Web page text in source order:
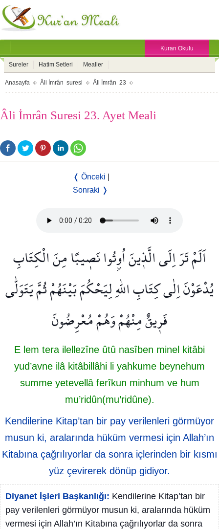
Kuran Okulu
Sureler Hatim Setleri Mealler
Anasayfa Âli İmrân suresi Âli İmrân 23
Âli İmrân Suresi 23. Ayet Meali
❬ Önceki
Sonraki ❭
اَلَمْ تَرَ اِلَى الَّذ۪ينَ اُو۫تُوا نَص۪يبًا مِنَ الْكِتَابِ
يُدْعَوْنَ اِلٰى كِتَابِ اللّٰهِ لِيَحْكُمَ بَيْنَهُمْ ثُمَّ يَتَوَلّٰى
فَر۪يقٌ مِنْهُمْ وَهُمْ مُعْرِضُونَ
E lem tera ilellezîne ûtû nasîben minel kitâbi
yud’avne ilâ kitâbillâhi li yahkume beynehum
summe yetevellâ ferîkun minhum ve hum
mu’ridûn(mu’ridûne).
Kendilerine Kitap’tan bir pay verilenleri görmüyor
musun ki, aralarında hüküm vermesi için Allah’ın
Kitabına çağrılıyorlar da sonra içlerinden bir kısmı
yüz çevirerek dönüp gidiyor.
Diyanet İşleri Başkanlığı: Kendilerine Kitap’tan bir
pay verilenleri görmüyor musun ki, aralarında hüküm
vermesi için Allah’ın Kitabına çağrılıyorlar da sonra